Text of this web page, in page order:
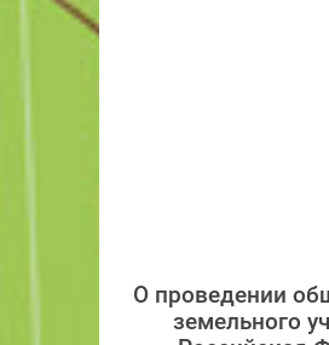
О проведении
земельного